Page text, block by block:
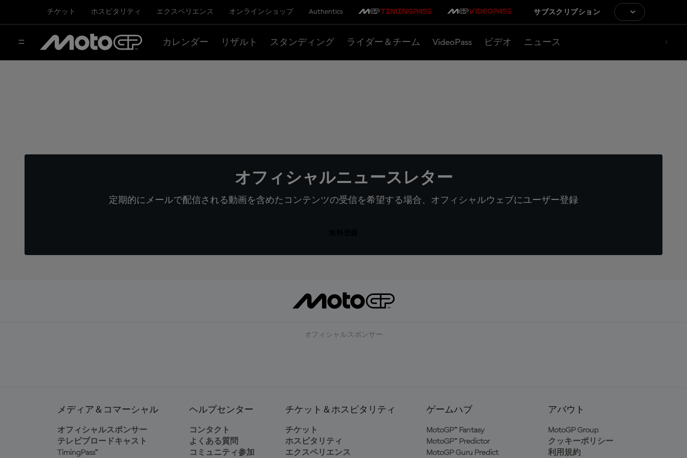
チケット ホスピタリティ エクスペリエンス オンラインショップ Authentics サブスクリプション
カレンダー リザルト スタンディング ライダー＆チーム VideoPass ビデオ ニュース
オフィシャルニュースレター
定期的にメールで配信される動画を含めたコンテンツの受信を希望する場合、オフィシャルウェブにユーザー登録
オフィシャルスポンサー
メディア＆コマーシャル
オフィシャルスポンサー
テレビブロードキャスト
TimingPass™
ヘルプセンター
コンタクト
よくある質問
コミュニティ参加
チケット＆ホスピタリティ
チケット
ホスピタリティ
エクスペリエンス
ゲームハブ
MotoGP™ Fantasy
MotoGP™ Predictor
MotoGP Guru Predict
アバウト
MotoGP Group
クッキーポリシー
利用規約